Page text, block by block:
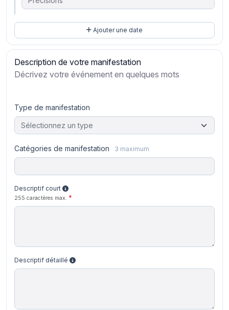
Ajouter une date
Description de votre manifestation
Décrivez votre événement en quelques mots
Type de manifestation
Sélectionnez un type
Catégories de manifestation 3 maximum
Descriptif court
255 caractères max.
Descriptif détaillé